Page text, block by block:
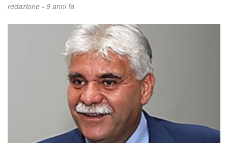
redazione - 9 anni fa